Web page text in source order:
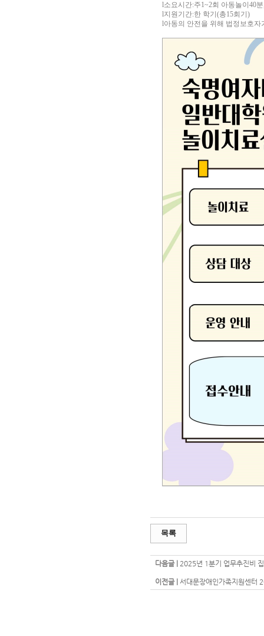
l소요시간:주1~2회 아동놀이 40분
l지원기간:한 학기 (총15회기 )
l아동의 안전을 위해 법정보호자
목록
다음글 | 2025년 1분기 업무추진비
이전글 | 서대문장애인가족지원센터